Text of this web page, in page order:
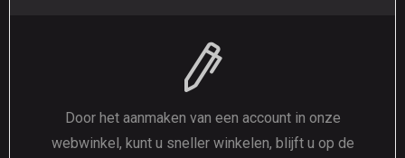
Door het aanmaken van een account in onze
webwinkel, kunt u sneller winkelen, blijft u op de